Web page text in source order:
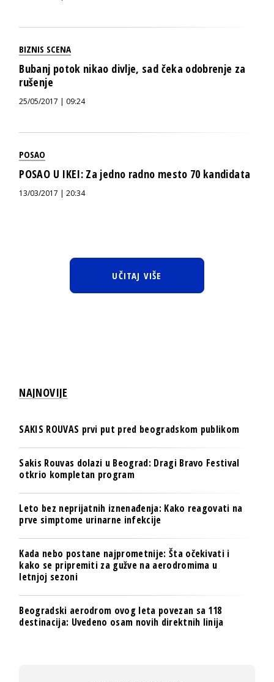
BIZNIS SCENA
Bubanj potok nikao divlje, sad čeka odobrenje za
rušenje
25/05/2017 | 09:24
POSAO
POSAO U IKEI: Za jedno radno mesto 70 kandidata
13/03/2017 | 20:34
UČITAJ VIŠE
NAJNOVIJE
SAKIS ROUVAS prvi put pred beogradskom publikom
Sakis Rouvas dolazi u Beograd: Dragi Bravo Festival
otkrio kompletan program
Leto bez neprijatnih iznenađenja: Kako reagovati na
prve simptome urinarne infekcije
Kada nebo postane najprometnije: Šta očekivati i
kako se pripremiti za gužve na aerodromima u
letnjoj sezoni
Beogradski aerodrom ovog leta povezan sa 118
destinacija: Uvedeno osam novih direktnih linija